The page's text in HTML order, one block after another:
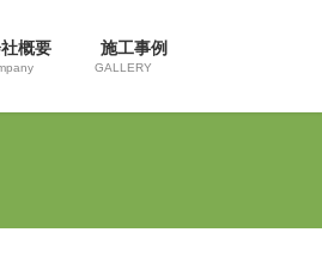
概要 施工事例
GALLERY